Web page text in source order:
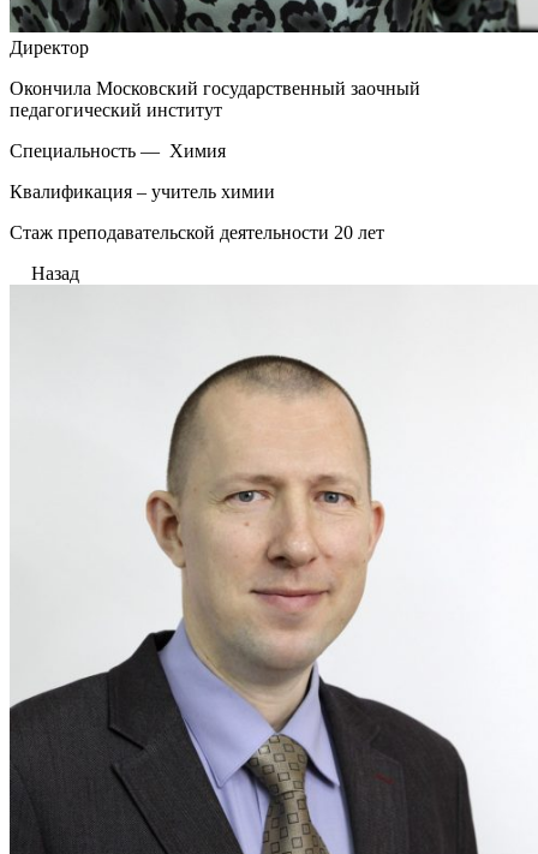
Директор
Окончила Московский государственный заочный
педагогический институт
Специальность — Химия
Квалификация – учитель химии
Стаж преподавательской деятельности 20 лет
Назад